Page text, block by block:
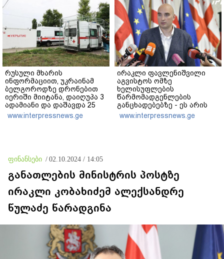
დანაშაულს" - ირაკლი
კობახიძე
რუსული მხარის
ინფორმაციით, უკრაინამ
ბელგოროდზე დრონებით
იერიში მიიტანა, დაიღუპა 3
ადამიანი და დაშავდა 25
www.interpressnews.ge
ირაკლი ფავლენიშვილი
აგვისტოს ომზე
ხელისუფლების
წარმომადგენლების
განცხადებებზე - ეს არის
ეროვნული ინტერესების
აშკარა ღალატი - არავის
www.interpressnews.ge
ფინანსები / 02.10.2024 / 14:05
განათლების მინისტრის პოსტზე
ირაკლი კობახიძემ ალექსანდრე
წულაძე წარადგინა